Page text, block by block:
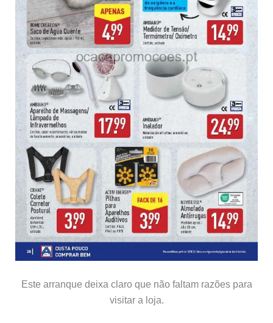
Este arranque deixa claro que não faltam razões para
visitar a loja.